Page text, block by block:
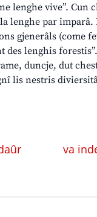
lenghe vive”. Cun
lenghe par
gjenerâls (come
des lenghis forestis”.
duncje, dut
lis nestris
va